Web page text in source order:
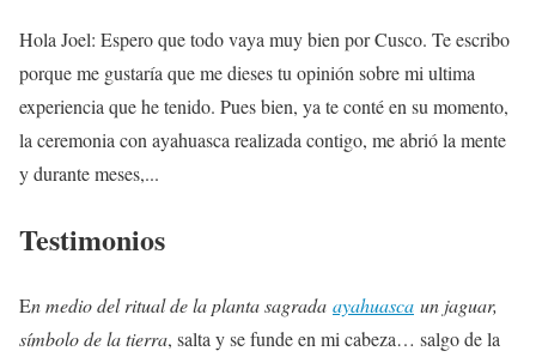
Hola Joel: Espero que todo vaya muy bien por Cusco. Te escribo
porque me gustaría que me dieses tu opinión sobre mi ultima
experiencia que he tenido. Pues bien, ya te conté en su momento,
la ceremonia con ayahuasca realizada contigo, me abrió la mente
y durante meses,...
Testimonios
En medio del ritual de la planta sagrada ayahuasca un jaguar,
símbolo de la tierra, salta y se funde en mi cabeza… salgo de la